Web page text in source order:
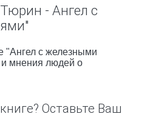
- Ангел с
"Ангел с железными
мнения людей о
Оставьте Ваш